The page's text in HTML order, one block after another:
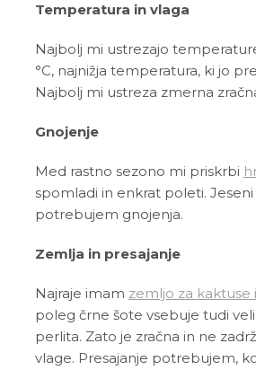
Temperatura in vlaga
Najbolj mi ustrezajo
°C, najnižja temperatura, ki jo
Najbolj mi ustreza zmerna
Gnojenje
Med rastno sezono mi priskrbi
spomladi in enkrat poleti.
potrebujem gnojenja.
Zemlja in presajanje
Najraje imam zemljo za kaktuse
poleg črne šote vsebuje tudi
perlita. Zato je zračna in ne
vlage. Presajanje potrebujem,